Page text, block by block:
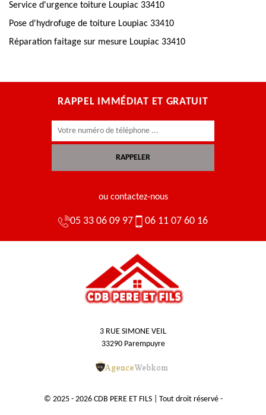
Service d'urgence toiture Loupiac 33410
Pose d'hydrofuge de toiture Loupiac 33410
Réparation faitage sur mesure Loupiac 33410
RAPPEL IMMÉDIAT ET GRATUIT
ou contactez-nous
05 33 06 09 97 06 11 07 60 16
3 RUE SIMONE VEIL
33290 Parempuyre
© 2025 - 2026 CDB PERE ET FILS | Tout droit réservé -